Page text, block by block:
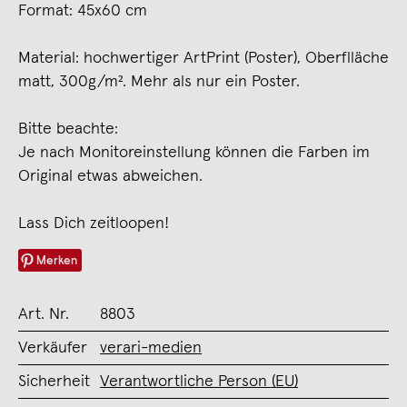
Format: 45x60 cm
Material: hochwertiger ArtPrint (Poster), Oberflläche
matt, 300g/m². Mehr als nur ein Poster.
Bitte beachte:
Je nach Monitoreinstellung können die Farben im
Original etwas abweichen.
Lass Dich zeitloopen!
Merken
Art. Nr. 8803
Verkäufer verari-medien
Sicherheit Verantwortliche Person (EU)